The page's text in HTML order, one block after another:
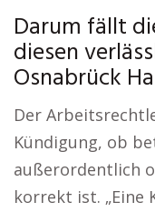
Darum fällt
diesen
Osnabrück
Der
Kündigung, ob
außerordentlich
korrekt ist. „Eine